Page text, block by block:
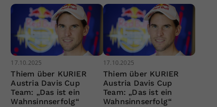
17.10.2025
Thiem über KURIER
Austria Davis Cup
Team: „Das ist ein
Wahnsinnserfolg“
17.10.2025
Thiem über KURIER
Austria Davis Cup
Team: „Das ist ein
Wahnsinnserfolg“